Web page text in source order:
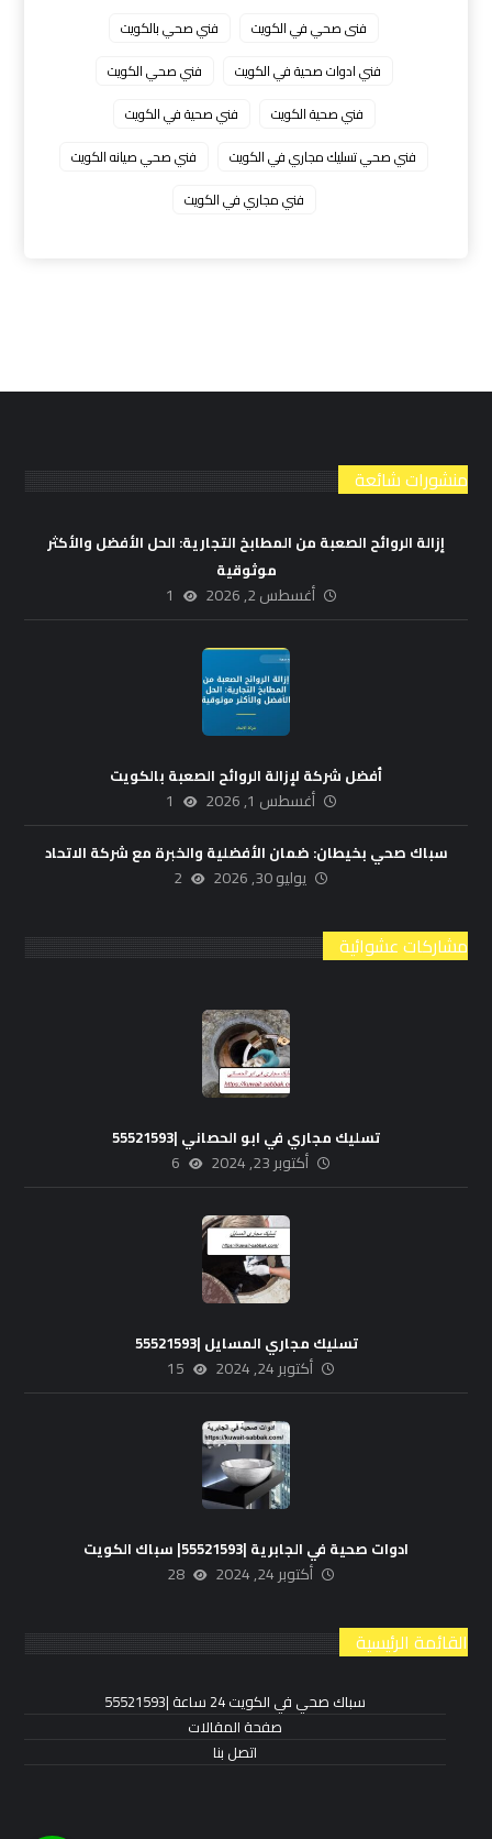
فنى صحي في الكويت
فني صحي بالكويت
فني ادوات صحية في الكويت
فني صحي الكويت
فني صحية الكويت
فني صحية في الكويت
فني صحي تسليك مجاري في الكويت
فني صحي صيانه الكويت
فني مجاري في الكويت
منشورات شائعة
إزالة الروائح الصعبة من المطابخ التجارية: الحل الأفضل والأكثر
موثوقية
أغسطس 2, 2026 1
أفضل شركة لإزالة الروائح الصعبة بالكويت
أغسطس 1, 2026 1
سباك صحي بخيطان: ضمان الأفضلية والخبرة مع شركة الاتحاد
يوليو 30, 2026 2
مشاركات عشوائية
تسليك مجاري في ابو الحصاني |55521593
أكتوبر 23, 2024 6
تسليك مجاري المسايل |55521593
أكتوبر 24, 2024 15
ادوات صحية في الجابرية |55521593| سباك الكويت
أكتوبر 24, 2024 28
القائمة الرئيسية
سباك صحي في الكويت 24 ساعة |55521593
صفحة المقالات
اتصل بنا